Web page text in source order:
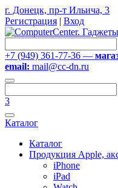
г. Донецк, пр-т Ильича, 3
Регистрация | Вход
+7 (949) 361-77-36 —
email: mail@cc-dn.ru
3
Каталог
Каталог
Продукция Apple,
iPhone
iPad